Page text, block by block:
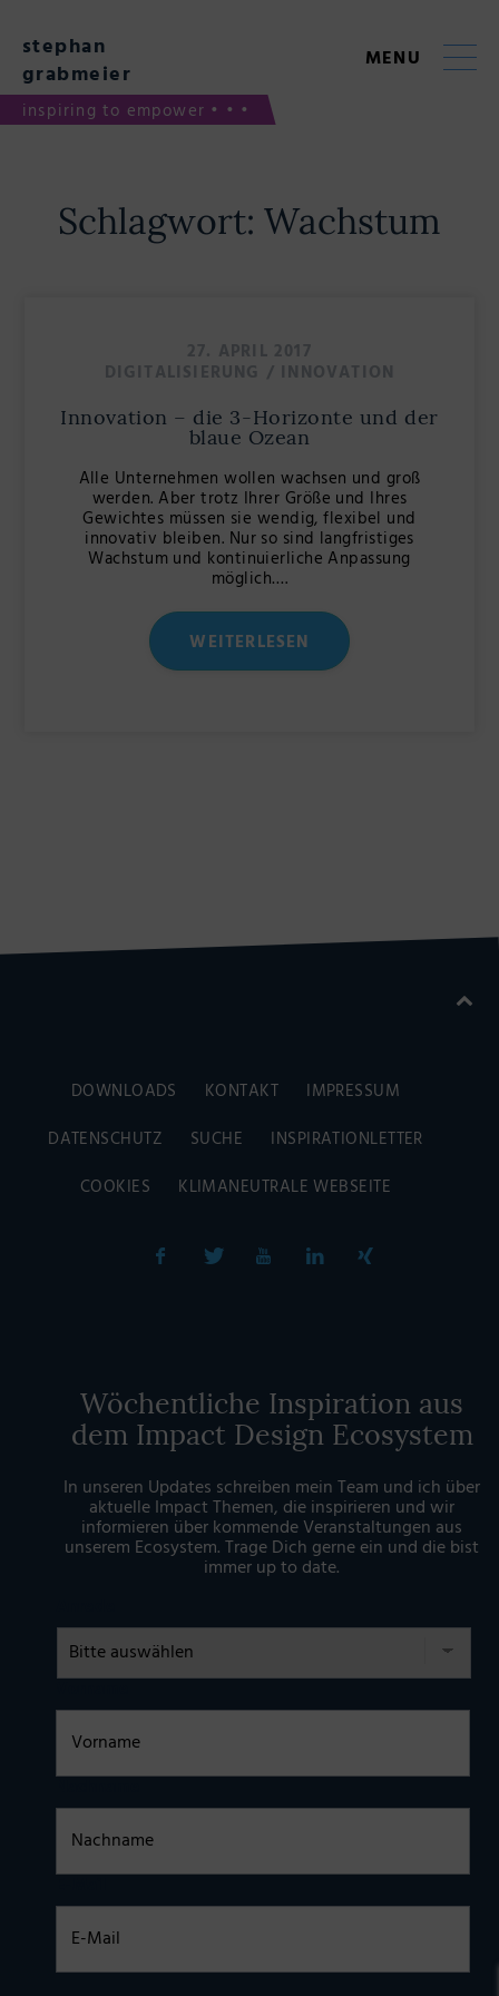
content
stephan
grabmeier
inspiring to empower • • •
MENU
Schlagwort: Wachstum
27. APRIL 2017
DIGITALISIERUNG / INNOVATION
Innovation – die 3-Horizonte und der
blaue Ozean
Alle Unternehmen wollen wachsen und groß
werden. Aber trotz Ihrer Größe und Ihres
Gewichtes müssen sie wendig, flexibel und
innovativ bleiben. Nur so sind langfristiges
Wachstum und kontinuierliche Anpassung
möglich….
WEITERLESEN
DOWNLOADS KONTAKT
IMPRESSUM
DATENSCHUTZ
SUCHE
INSPIRATIONLETTER
COOKIES
KLIMANEUTRALE WEBSEITE
Wöchentliche Inspiration aus
dem Impact Design Ecosystem
In unseren Updates schreiben mein Team und ich über
aktuelle Impact Themen, die inspirieren und wir
informieren über kommende Veranstaltungen aus
unserem Ecosystem. Trage Dich gerne ein und die bist
immer up to date.